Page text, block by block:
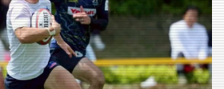
VIEW